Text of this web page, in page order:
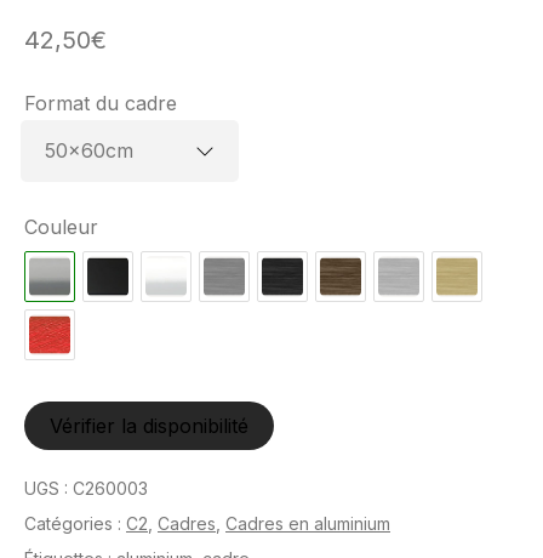
42,50€
Format du cadre
Couleur
Vérifier la disponibilité
UGS : C260003
Catégories : C2 Cadres Cadres en aluminium